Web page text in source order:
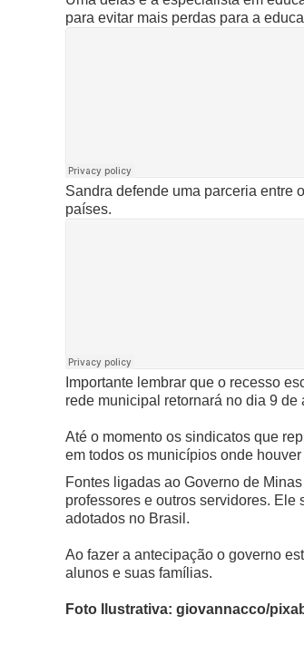
para evitar mais perdas para a
Sandra defende uma parceria entre
países.
Importante lembrar que o recesso
rede municipal retornará no dia 9 de
Até o momento os sindicatos que
em todos os municípios onde
Fontes ligadas ao Governo de
professores e outros servidores. Ele
adotados no Brasil.
Ao fazer a antecipação o governo
alunos e suas famílias.
Foto Ilustrativa: giovannacco/